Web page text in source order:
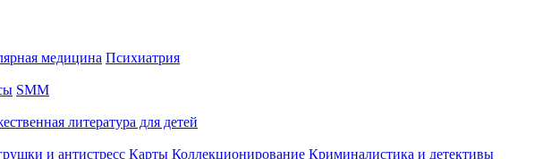
медицина Психиатрия
SMM
литература для детей
и антистресс Карты Коллекционирование Криминалистика и детективы